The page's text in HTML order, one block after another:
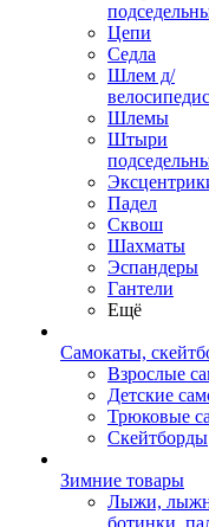
Цепи
Седла
Шлем д/
Шлемы
Штыри
Падел
Сквош
Шахматы
Эспандеры
Гантели
Ещё
Самокаты,
Взрослые
Детские
Трюковые
Скейтборды
Зимние товары
Лыжи,
ботинки,